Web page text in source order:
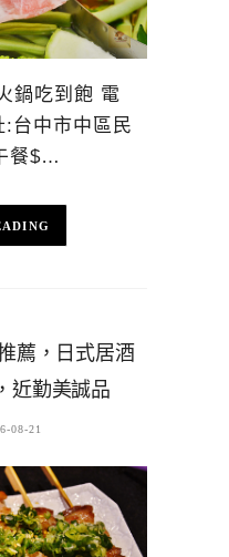
鍋吃到飽 電
台中市中區民
餐$…
薦，日式居酒
近勤美誠品
08-21